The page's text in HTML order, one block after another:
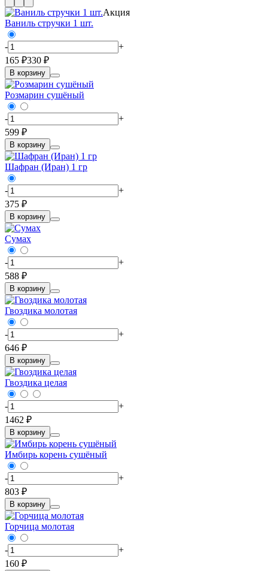
Акция
Ваниль стручки 1 шт.
-
+
165 ₽330 ₽
В корзину
Розмарин сушёный
-
+
599 ₽
В корзину
Шафран (Иран) 1 гр
-
+
375 ₽
В корзину
Сумах
-
+
588 ₽
В корзину
Гвоздика молотая
-
+
646 ₽
В корзину
Гвоздика целая
-
+
1462 ₽
В корзину
Имбирь корень сушёный
-
+
803 ₽
В корзину
Горчица молотая
-
+
160 ₽